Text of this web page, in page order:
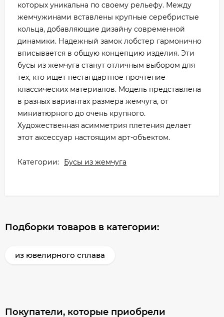
которых уникальна по своему рельефу. Между
жемчужинами вставлены крупные серебристые
кольца, добавляющие дизайну современной
динамики. Надежный замок лобстер гармонично
вписывается в общую концепцию изделия. Эти
бусы из жемчуга станут отличным выбором для
тех, кто ищет нестандартное прочтение
классических материалов. Модель представлена
в разных вариантах размера жемчуга, от
миниатюрного до очень крупного.
Художественная асимметрия плетения делает
этот аксессуар настоящим арт-объектом.
Категории: Бусы из жемчуга
Подборки товаров в категории:
из ювелирного сплава
Покупатели, которые приобрели